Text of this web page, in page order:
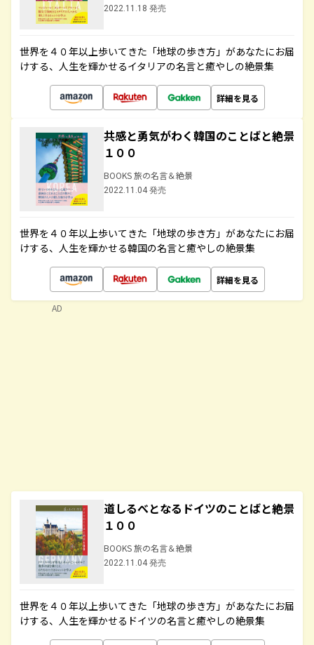
2022.11.18 発売
世界を４０年以上歩いてきた「地球の歩き方」があなたにお届
けする、人生を輝かせるイタリアの名言と癒やしの絶景集
詳細を見る
共感と勇気がわく韓国のことばと絶景
１００
BOOKS 旅の名言＆絶景
2022.11.04 発売
世界を４０年以上歩いてきた「地球の歩き方」があなたにお届
けする、人生を輝かせる韓国の名言と癒やしの絶景集
詳細を見る
道しるべとなるドイツのことばと絶景
１００
BOOKS 旅の名言＆絶景
2022.11.04 発売
世界を４０年以上歩いてきた「地球の歩き方」があなたにお届
けする、人生を輝かせるドイツの名言と癒やしの絶景集
AD